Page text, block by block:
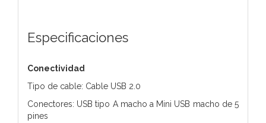
Especificaciones
Conectividad
Tipo de cable: Cable USB 2.0
Conectores: USB tipo A macho a Mini USB macho de 5
pines